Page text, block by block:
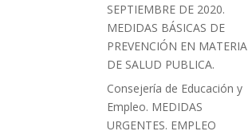
SEPTIEMBRE DE 2020.
MEDIDAS BÁSICAS DE
PREVENCIÓN EN MATERIA
DE SALUD PUBLICA.
Consejería de Educación y
Empleo. MEDIDAS
URGENTES. EMPLEO